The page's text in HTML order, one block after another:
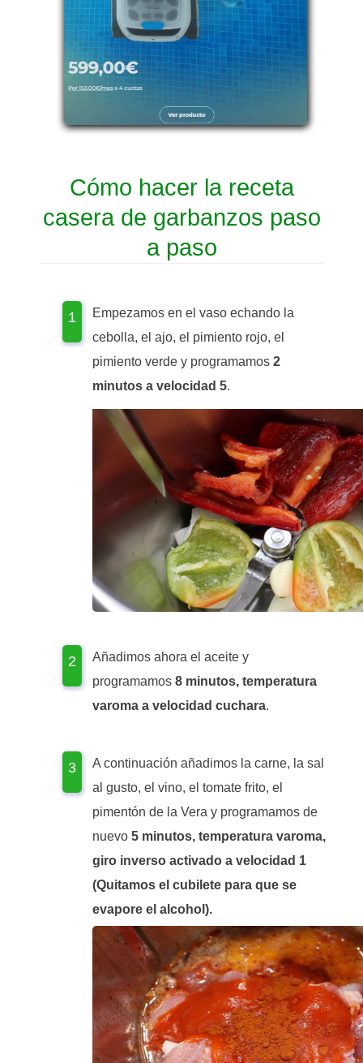
Cómo hacer la receta
casera de garbanzos paso
a paso
Empezamos en el vaso echando la
cebolla, el ajo, el pimiento rojo, el
pimiento verde y programamos 2
minutos a velocidad 5.
Añadimos ahora el aceite y
programamos 8 minutos, temperatura
varoma a velocidad cuchara.
A continuación añadimos la carne, la sal
al gusto, el vino, el tomate frito, el
pimentón de la Vera y programamos de
nuevo 5 minutos, temperatura varoma,
giro inverso activado a velocidad 1
(Quitamos el cubilete para que se
evapore el alcohol).